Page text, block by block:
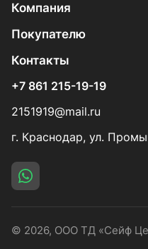
Компания
Покупателю
Контакты
+7 861 215-19-19
2151919@mail.ru
г. Краснодар, ул.
© 2026, ООО ТД «Сейф